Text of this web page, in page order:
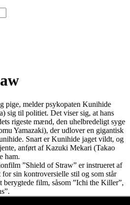
pige, melder psykopaten Kunihide
sig til politiet. Det viser sig, at hans
rigeste mænd, den uhelbredeligt syge
Yamazaki), der udlover en gigantisk
Snart er Kunihide jaget vildt, og
anført af Kazuki Mekari (Takao
ham.
”Shield of Straw” er instrueret af
sin kontroversielle stil og som står
berygtede film, såsom ”Ichi the Killer”,